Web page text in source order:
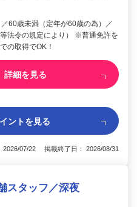
60歳未満（定年が60歳の為）／
法令の規定により） ※普通免許を
の取得でOK！
詳細を見る
ントを見る
2026/07/22 掲載終了日： 2026/08/31
スタッフ／深夜